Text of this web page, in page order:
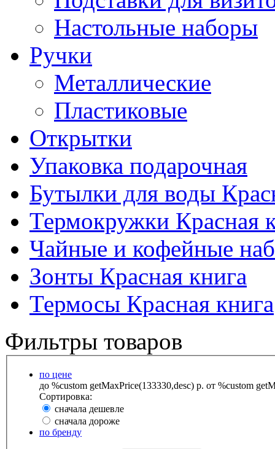
Настольные наборы
Ручки
Металлические
Пластиковые
Открытки
Упаковка подарочная
Бутылки для воды
Термокружки Красная
Чайные и кофейные
Зонты Красная книга
Термосы Красная книга
Фильтры товаров
по цене
до %custom getMaxPrice(133330,desc) р. от %custom
Сортировка:
сначала дешевле
сначала дороже
по бренду